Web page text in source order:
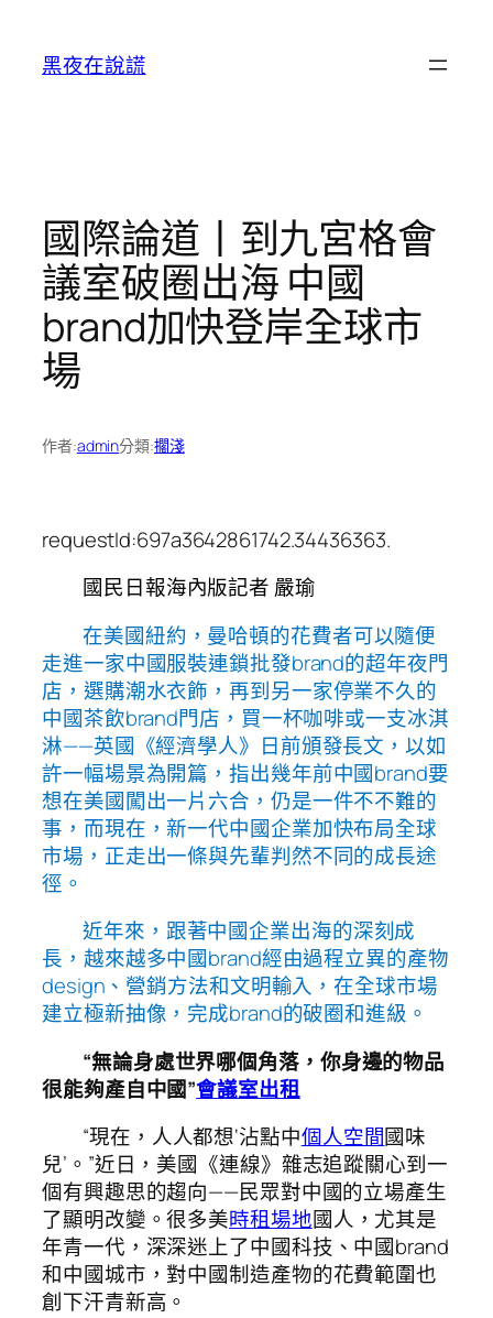
黑夜在說謊
國際論道丨到九宮格會
議室破圈出海 中國
brand加快登岸全球市
場
作者:admin分類:擱淺
requestId:697a3642861742.34436363.
國民日報海內版記者 嚴瑜
在美國紐約，曼哈頓的花費者可以隨便
走進一家中國服裝連鎖批發brand的超年夜門
店，選購潮水衣飾，再到另一家停業不久的
中國茶飲brand門店，買一杯咖啡或一支冰淇
淋——英國《經濟學人》日前頒發長文，以如
許一幅場景為開篇，指出幾年前中國brand要
想在美國闖出一片六合，仍是一件不不難的
事，而現在，新一代中國企業加快布局全球
市場，正走出一條與先輩判然不同的成長途
徑。
近年來，跟著中國企業出海的深刻成
長，越來越多中國brand經由過程立異的產物
design、營銷方法和文明輸入，在全球市場
建立極新抽像，完成brand的破圈和進級。
“無論身處世界哪個角落，你身邊的物品
很能夠產自中國”會議室出租
“現在，人人都想‘沾點中個人空間國味
兒’。”近日，美國《連線》雜志追蹤關心到一
個有興趣思的趨向——民眾對中國的立場產生
了顯明改變。很多美時租場地國人，尤其是
年青一代，深深迷上了中國科技、中國brand
和中國城市，對中國制造產物的花費範圍也
創下汗青新高。